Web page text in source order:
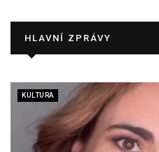
HLAVNÍ ZPRÁVY
KULTURA